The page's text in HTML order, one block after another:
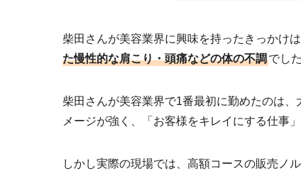
柴田さんが美容業界に興味を持ったきっかけは
た慢性的な肩こり・頭痛などの体の不調でした
柴田さんが美容業界で1番最初に勤めたのは
メージが強く、「お客様をキレイにする仕事
しかし実際の現場では、高額コースの販売ノ